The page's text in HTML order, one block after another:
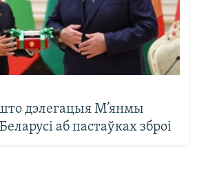
дэлегацыя М’янмы
аб пастаўках зброі